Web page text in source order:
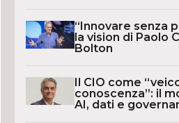
“Innovare senza
la vision di Paolo
Bolton
Il CIO come
conoscenza”: il
AI, dati e